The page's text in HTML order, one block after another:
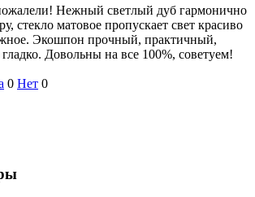
Нежный светлый дуб гармонично
стекло матовое пропускает свет красиво
Экошпон прочный, практичный,
Довольны на все 100%, советуем!
0 Нет 0